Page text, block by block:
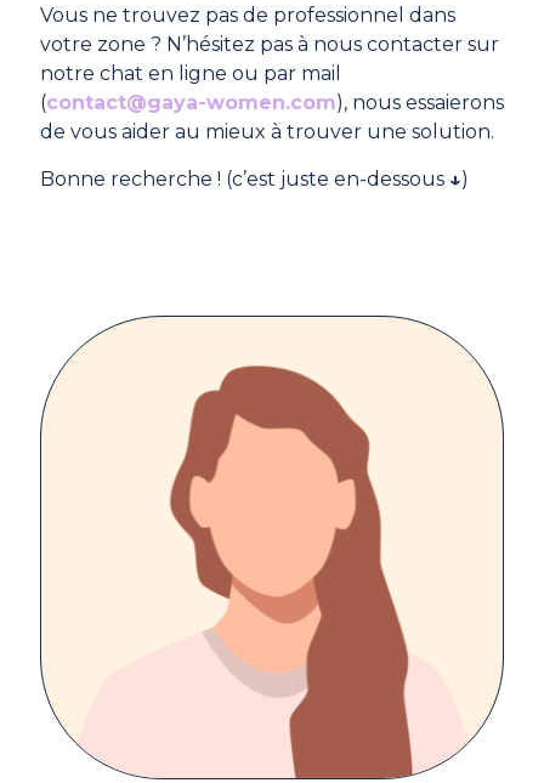
Vous ne trouvez pas de professionnel dans
votre zone ? N’hésitez pas à nous contacter sur
notre chat en ligne ou par mail
(contact@gaya-women.com), nous essaierons
de vous aider au mieux à trouver une solution.
Bonne recherche ! (c’est juste en-dessous ↓)